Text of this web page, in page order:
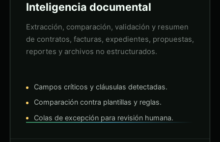
Inteligencia documental
Extracción, comparación, validación y resumen
de contratos, facturas, expedientes, propuestas,
reportes y archivos no estructurados.
Campos críticos y cláusulas detectadas.
Comparación contra plantillas y reglas.
Colas de excepción para revisión humana.